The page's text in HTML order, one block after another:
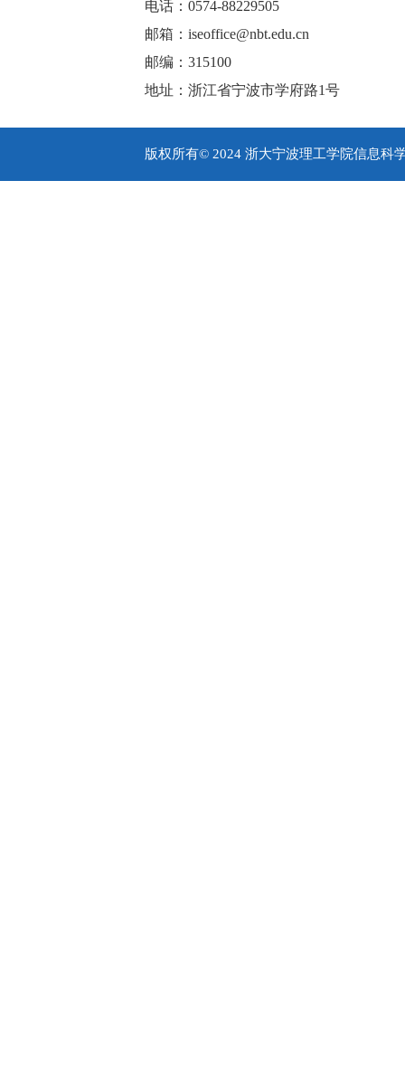
电话：0574-88229505
邮箱：iseoffice@nbt.edu.cn
邮编：315100
地址：浙江省宁波市学府路1号
版权所有© 2024 浙大宁波理工学院信息科